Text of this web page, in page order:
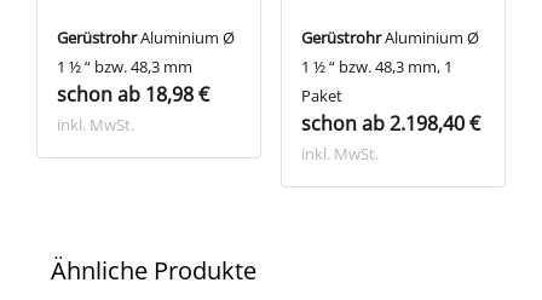
GerüstrohrAluminium Ø
1 ½ “ bzw. 48,3 mm
schon ab 18,98 €
inkl. MwSt.
GerüstrohrAluminium Ø
1 ½ “ bzw. 48,3 mm, 1
Paket
schon ab 2.198,40 €
inkl. MwSt.
Ähnliche Produkte